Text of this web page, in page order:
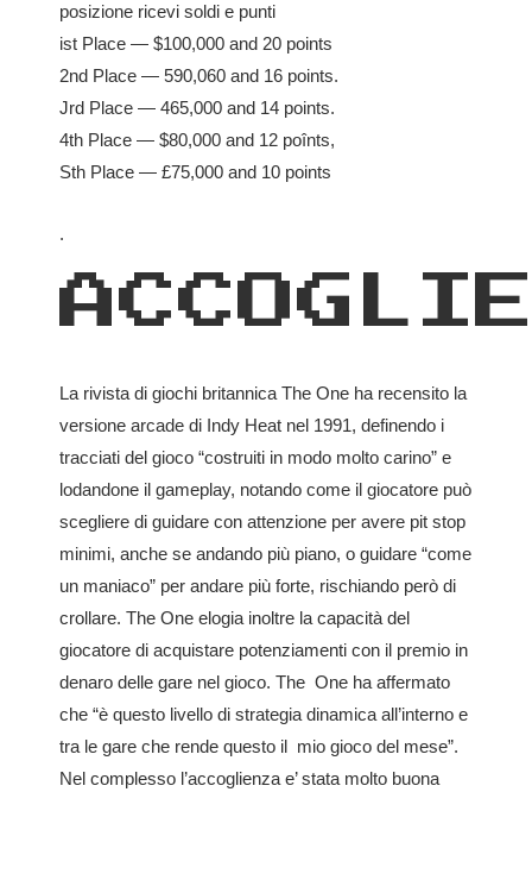
posizione ricevi soldi e punti
ist Place — $100,000 and 20 points
2nd Place — 590,060 and 16 points.
Jrd Place — 465,000 and 14 points.
4th Place — $80,000 and 12 poînts,
Sth Place — £75,000 and 10 points
.
La rivista di giochi britannica The One ha recensito la
versione arcade di Indy Heat nel 1991, definendo i
tracciati del gioco “costruiti in modo molto carino” e
lodandone il gameplay, notando come il giocatore può
scegliere di guidare con attenzione per avere pit stop
minimi, anche se andando più piano, o guidare “come
un maniaco” per andare più forte, rischiando però di
crollare. The One elogia inoltre la capacità del
giocatore di acquistare potenziamenti con il premio in
denaro delle gare nel gioco. The One ha affermato
che “è questo livello di strategia dinamica all’interno e
tra le gare che rende questo il mio gioco del mese”.
Nel complesso l’accoglienza e’ stata molto buona